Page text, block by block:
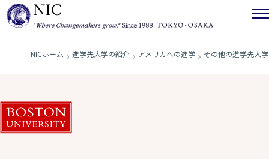
NICホーム 進学先大学の紹介 アメリカへの進学 その他の進学先大学